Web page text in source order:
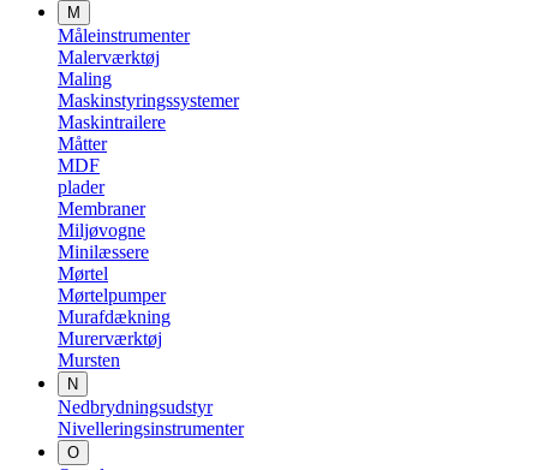
M
Måleinstrumenter
Malerværktøj
Maling
Maskinstyringssystemer
Maskintrailere
Måtter
MDF
plader
Membraner
Miljøvogne
Minilæssere
Mørtel
Mørtelpumper
Murafdækning
Murerværktøj
Mursten
N
Nedbrydningsudstyr
Nivelleringsinstrumenter
O